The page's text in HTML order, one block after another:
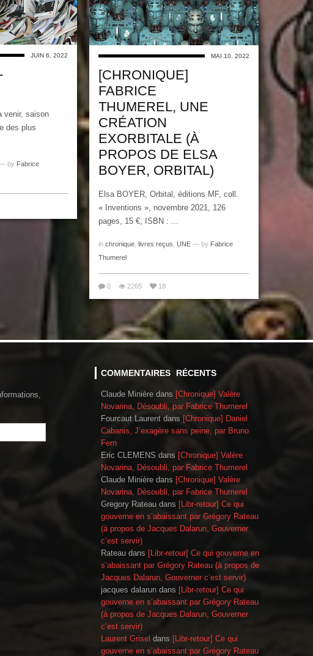
JUIN 6, 2022
venir, saison
des plus
by Fabrice
MAI 10, 2022
[CHRONIQUE]
FABRICE
THUMEREL, UNE
CRÉATION
EXORBITALE (À
PROPOS DE ELSA
BOYER, ORBITAL)
Elsa BOYER, Orbital, éditions MF, coll.
« Inventions », novembre 2021, 126
pages, 15 €, ISBN : ...
in chronique, livres reçus, UNE — by Fabrice
Thumerel
0 2265 18
COMMENTAIRES RÉCENTS
Claude Minière dans [Chronique] Valère
Novarina, Désoubli, par Fabrice Thumerel
Fourcaut Laurent dans [Chronique] Daniel
Cabanis, J’exagère sans peine, par Bruno
Fern
Eric CLEMENS dans [Chronique] Valère
Novarina, Désoubli, par Fabrice Thumerel
Claude Minière dans [Chronique] Valère
Novarina, Désoubli, par Fabrice Thumerel
Gregory Rateau dans [Libr-retour] Ce qui
gouverne en s’abaissant par Grégory Rateau
(à propos de Jacques Dalarun, Gouverner
c’est servir)
Rateau dans [Libr-retour] Ce qui gouverne en
s’abaissant par Grégory Rateau (à propos de
Jacques Dalarun, Gouverner c’est servir)
jacques dalarun dans [Libr-retour] Ce qui
gouverne en s’abaissant par Grégory Rateau
(à propos de Jacques Dalarun, Gouverner
c’est servir)
Laurent Grisel dans [Libr-retour] Ce qui
gouverne en s’abaissant par Grégory Rateau